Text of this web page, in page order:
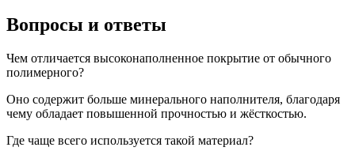
Вопросы и ответы
Чем отличается высоконаполненное покрытие от обычного
полимерного?
Оно содержит больше минерального наполнителя, благодаря
чему обладает повышенной прочностью и жёсткостью.
Где чаще всего используется такой материал?